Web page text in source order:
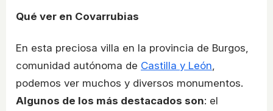
Qué ver en Covarrubias
En esta preciosa villa en la provincia de Burgos,
comunidad autónoma de Castilla y León
podemos ver muchos y diversos monumentos.
Algunos de los más destacados son: el